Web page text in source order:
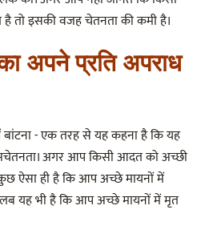
इसकी वजह चेतनता की कमी है।
अपने प्रति अपराध
- एक तरह से यह कहना है कि यह
अगर आप किसी आदत को अच्छी
ऐसा ही है कि आप अच्छे मायनों में
यह भी है कि आप अच्छे मायनों में मृत